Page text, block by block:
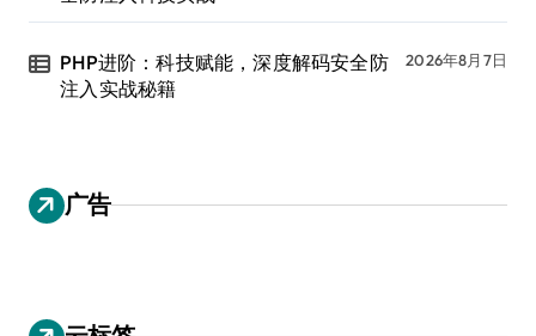
PHP进阶：科技赋能，深度解码安全防
注入实战秘籍
2026年8月7日
广告